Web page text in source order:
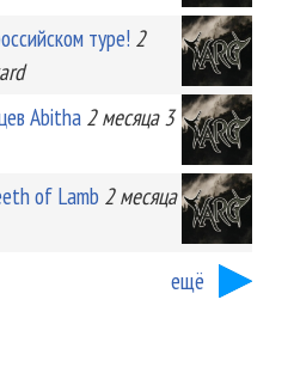
туре! 2
Abitha 2 месяца 3
of Lamb 2 месяца
ещё